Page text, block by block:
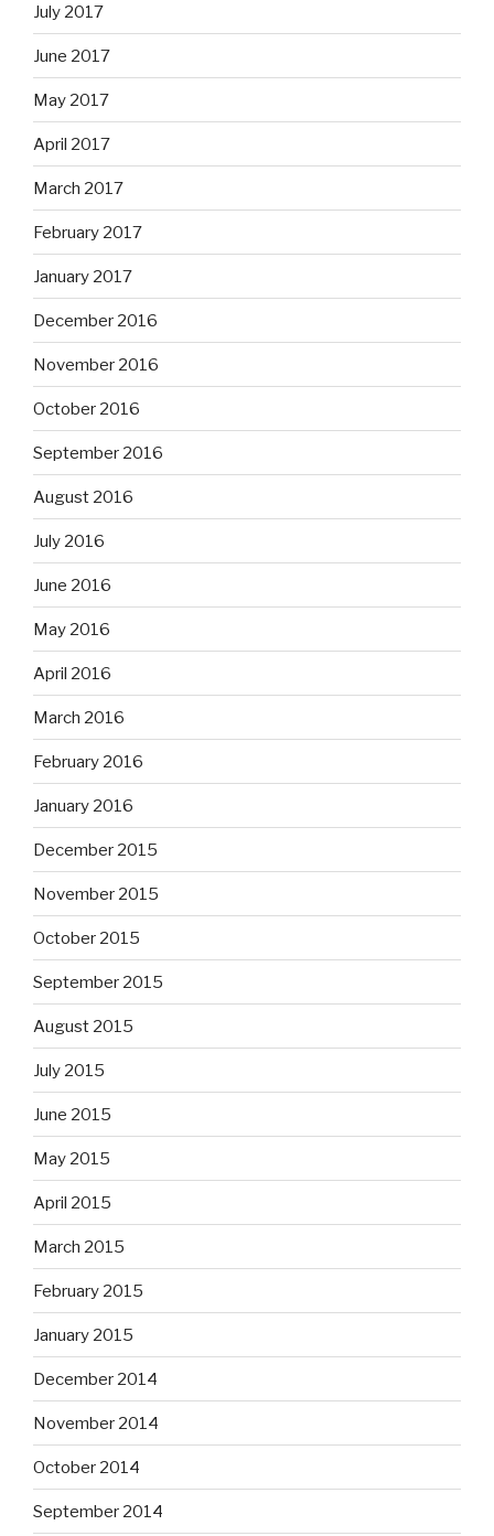
July 2017
June 2017
May 2017
April 2017
March 2017
February 2017
January 2017
December 2016
November 2016
October 2016
September 2016
August 2016
July 2016
June 2016
May 2016
April 2016
March 2016
February 2016
January 2016
December 2015
November 2015
October 2015
September 2015
August 2015
July 2015
June 2015
May 2015
April 2015
March 2015
February 2015
January 2015
December 2014
November 2014
October 2014
September 2014